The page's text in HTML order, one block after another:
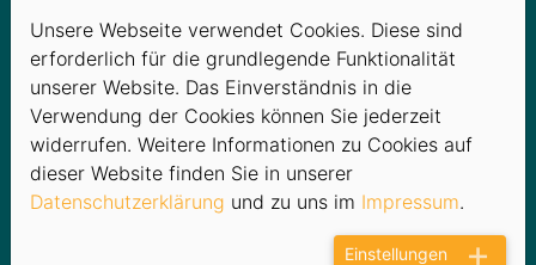
Energiedienstleister verstehen wir es jedoch nicht nur
als unsere Aufgabe, unsere Kunden sicher und
preisgünstig mit Energie zu beliefern, sondern wir
helfen Ihnen auch, Ihren Energiehaushalt zu optimieren
und aktiv Kosten zu senken.
Informieren Sie sich hier über unser vielseitiges
Unsere Webseite verwendet Cookies. Diese sind
erforderlich für die grundlegende Funktionalität
unserer Website. Das Einverständnis in die
Verwendung der Cookies können Sie jederzeit
widerrufen. Weitere Informationen zu Cookies auf
dieser Website finden Sie in unserer
Datenschutzerklärung und zu uns im Impressum.
Einstellungen